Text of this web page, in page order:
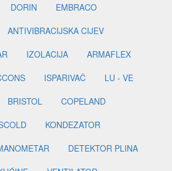
DORIN
EMBRACO
ANTIVIBRACIJSKA CIJEV
IZOLACIJA
ARMAFLEX
ISPARIVAČ
LU - VE
BRISTOL
COPELAND
KONDEZATOR
DETEKTOR PLINA